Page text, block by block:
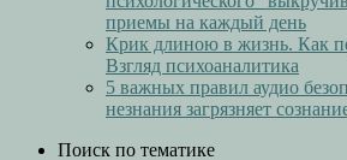
приемы на каждый день
Крик длиною в жизнь. Как
Взгляд психоаналитика
5 важных правил аудио
незнания загрязняет
Поиск по тематике